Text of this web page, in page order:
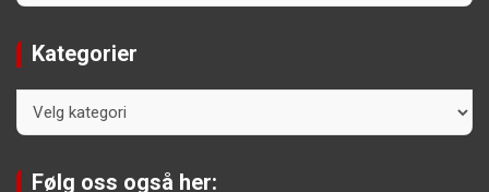
Kategorier
Følg oss også her: